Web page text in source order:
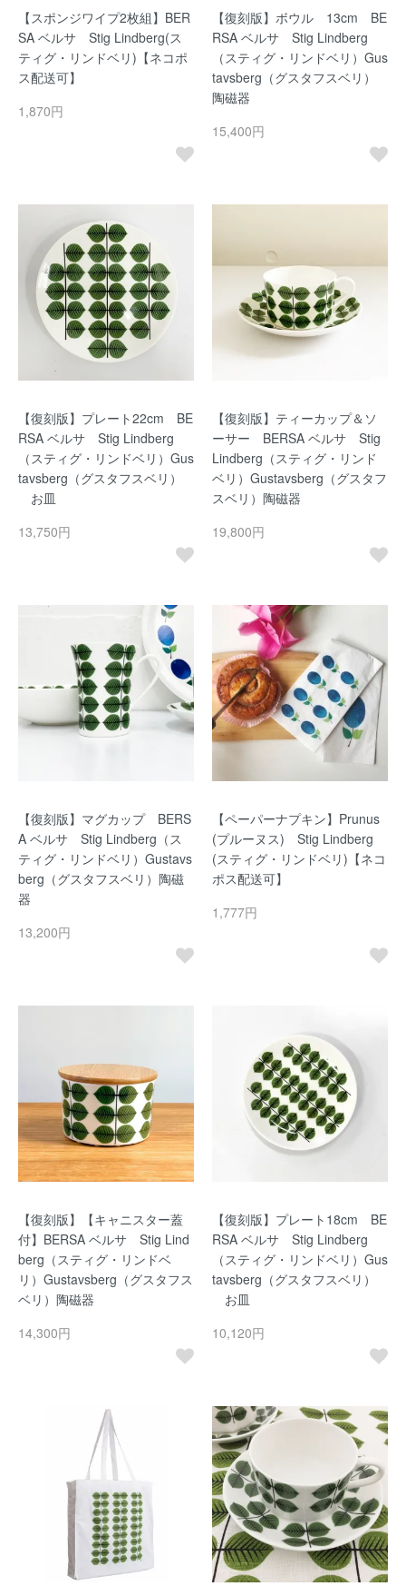
【スポンジワイプ2枚組】BER
SA ベルサ Stig Lindberg(ス
ティグ・リンドベリ)【ネコポ
ス配送可】
1,870円
【復刻版】ボウル 13cm BE
RSA ベルサ Stig Lindberg
（スティグ・リンドベリ）Gus
tavsberg（グスタフスベリ）
陶磁器
15,400円
【復刻版】プレート22cm BE
RSA ベルサ Stig Lindberg
（スティグ・リンドベリ）Gus
tavsberg（グスタフスベリ）
お皿
13,750円
【復刻版】ティーカップ＆ソ
ーサー BERSA ベルサ Stig
Lindberg（スティグ・リンド
ベリ）Gustavsberg（グスタフ
スベリ）陶磁器
19,800円
【復刻版】マグカップ BERS
A ベルサ Stig Lindberg（ス
ティグ・リンドベリ）Gustavs
berg（グスタフスベリ）陶磁
器
13,200円
【ペーパーナプキン】Prunus
(プルーヌス) Stig Lindberg
(スティグ・リンドベリ)【ネコ
ポス配送可】
1,777円
【復刻版】【キャニスター蓋
付】BERSA ベルサ Stig Lind
berg（スティグ・リンドベ
リ）Gustavsberg（グスタフス
ベリ）陶磁器
14,300円
【復刻版】プレート18cm BE
RSA ベルサ Stig Lindberg
（スティグ・リンドベリ）Gus
tavsberg（グスタフスベリ）
お皿
10,120円